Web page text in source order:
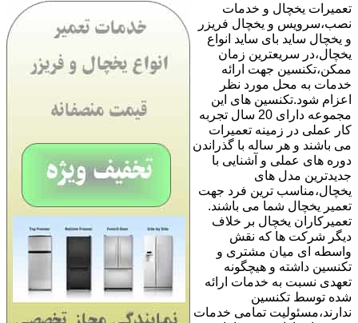
تعمیرات یخچال و خدمات
نصب،سرویس و یخچال فریزر
و یخچال ساید بای ساید انواع
یخچال،در سریعترین زمان
ممکن،تکنسین جهت ارائه
خدمات به محل مورد نظر
اعزام شود.تکنسین های این
مجموعه دارای 20 سال تجربه
کار عملی در زمینه تعمیرات
می باشند و هر ساله با گذراندن
دوره های عملی و آشنایی با
جدیدترین مدل های
یخچال،مناسب ترین فرد جهت
تعمیر یخچال شما می باشند.
تعمیرکاران یخچال بر خلاف
دیگر شرکت ها که نقش
واسطه ای میان مشتری و
تکنسین داشته و هیچگونه
تعهدی نسبت به خدمات ارائه
شده توسط تکنسین
ندارند،مسئولیت تمامی خدمات